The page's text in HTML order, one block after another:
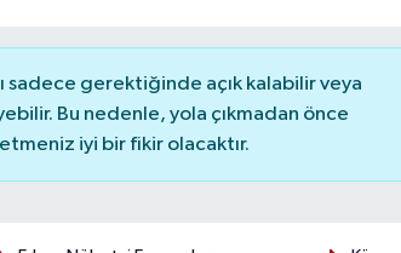
sadece gerektiğinde açık kalabilir veya
Bu nedenle, yola çıkmadan önce
iyi bir fikir olacaktır.